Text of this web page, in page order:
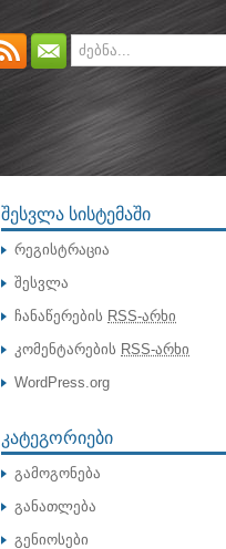
ᲨᲔᲡᲕᲚᲐ ᲡᲘᲡᲢᲔᲛᲐᲨᲘ
რეგისტრაცია
შესვლა
ჩანაწერების RSS-არხი
კომენტარების RSS-არხი
WordPress.org
ᲙᲐᲢᲔᲒᲝᲠᲘᲔᲑᲘ
გამოგონება
განათლება
გენიოსები